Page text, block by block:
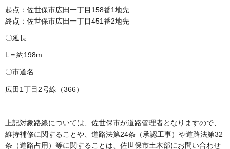
起点：佐世保市広田一丁目158番1地先
終点：佐世保市広田一丁目451番2地先
〇延長
L＝約198m
〇市道名
広田1丁目2号線（366）
上記対象路線については、佐世保市が道路管理者となりますので、
維持補修に関することや、道路法第24条（承認工事）や道路法第32
条（道路占用）等に関することは、佐世保市土木部にお問い合わせ